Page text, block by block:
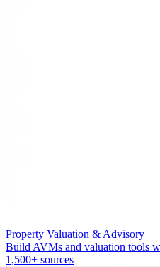
Property Valuation & Advisory
Build AVMs and valuation tools
1,500+ sources